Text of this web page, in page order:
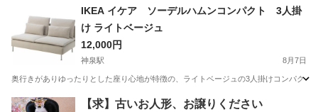
京王八王子駅 椅子
IKEA イケア ソーデルハムンコンパクト 3人掛
け ライトベージュ
12,000円
神泉駅 8月7日
奥行きがありゆったりとした座り心地が特徴の、ライトベージュの3人掛けコンパク
東京 目黒区 神泉駅 ソファ
【求】古いお人形、お譲りください